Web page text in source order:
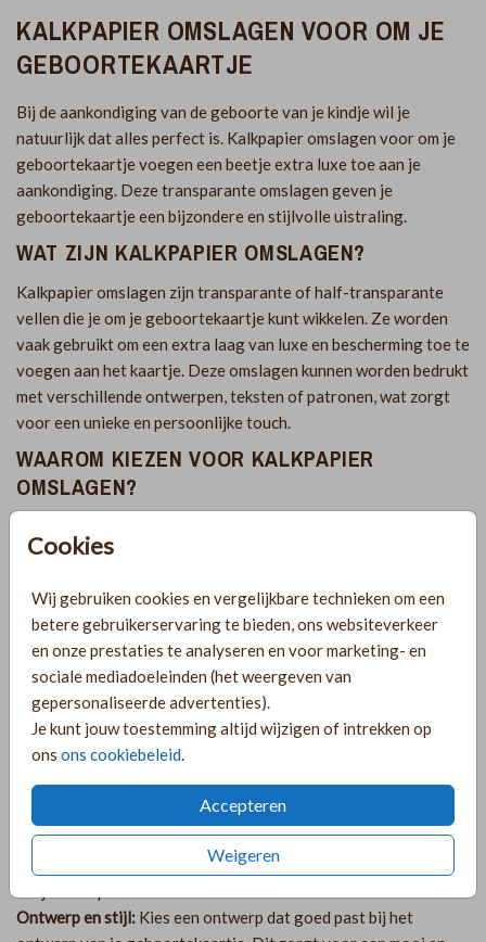
Cookies
Wij gebruiken cookies en vergelijkbare technieken om een
betere gebruikerservaring te bieden, ons websiteverkeer
en onze prestaties te analyseren en voor marketing- en
sociale mediadoeleinden (het weergeven van
gepersonaliseerde advertenties).
Je kunt jouw toestemming altijd wijzigen of intrekken op
ons ons cookiebeleid
Accepteren
Weigeren
KALKPAPIER OMSLAGEN VOOR OM JE
GEBOORTEKAARTJE
Bij de aankondiging van de geboorte van je kindje wil je
natuurlijk dat alles perfect is. Kalkpapier omslagen voor om je
geboortekaartje voegen een beetje extra luxe toe aan je
aankondiging. Deze transparante omslagen geven je
geboortekaartje een bijzondere en stijlvolle uistraling.
WAT ZIJN KALKPAPIER OMSLAGEN?
Kalkpapier omslagen zijn transparante of half-transparante
vellen die je om je geboortekaartje kunt wikkelen. Ze worden
vaak gebruikt om een extra laag van luxe en bescherming toe te
voegen aan het kaartje. Deze omslagen kunnen worden bedrukt
met verschillende ontwerpen, teksten of patronen, wat zorgt
voor een unieke en persoonlijke touch.
WAAROM KIEZEN VOOR KALKPAPIER
OMSLAGEN?
geboortekaartje een stijlvolle en elegante uitstraling.
beschadigingen, waardoor het er langer mooi uit blijft zien.
Persoonlijk:Je kunt de omslagen laten bedrukken met speciale
ontwerpen, initialen of patronen die passen bij de stijl van je
kaartje.
Unieke presentatie:De transparantie van kalkpapier zorgt
voor een verrassend en uniek effect bij de ontvanger.
HOE KIES JE DE PERFECTE KALKPAPIER
OMSLAG?
Het kiezen van de juiste kalkpapier omslag is belangrijk voor
het totaalplaatje van je geboortekaartje. Hier zijn enkele tips
Ontwerp en stijl: Kies een ontwerp dat goed past bij het